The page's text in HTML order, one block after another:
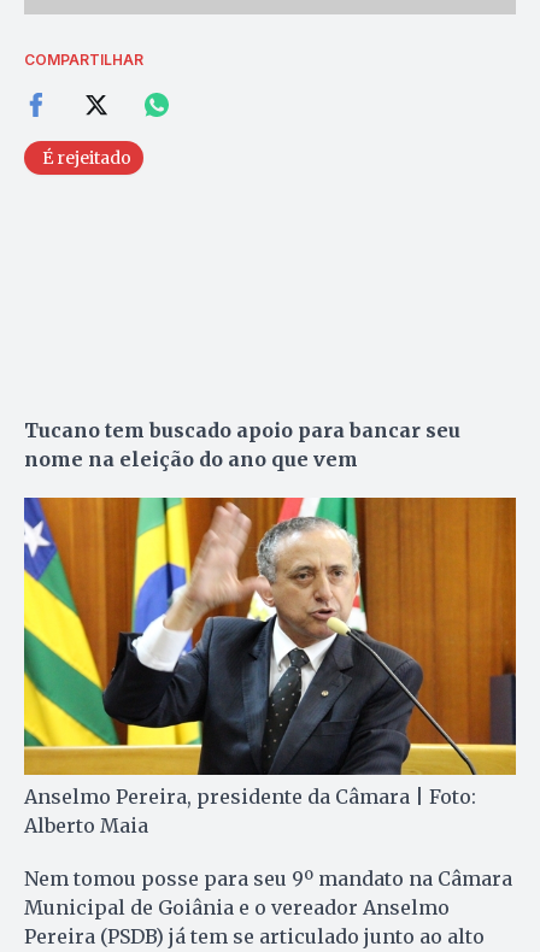
COMPARTILHAR
É rejeitado
Tucano tem buscado apoio para bancar seu
nome na eleição do ano que vem
Anselmo Pereira, presidente da Câmara | Foto:
Alberto Maia
Nem tomou posse para seu 9º mandato na Câmara
Municipal de Goiânia e o vereador Anselmo
Pereira (PSDB) já tem se articulado junto ao alto